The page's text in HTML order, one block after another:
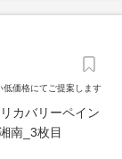
低価格にてご提案します